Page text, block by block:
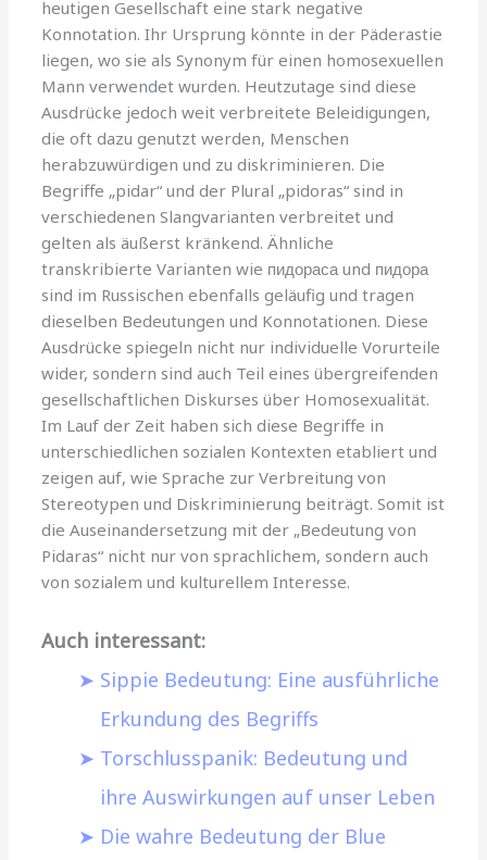
heutigen Gesellschaft eine stark negative
Konnotation. Ihr Ursprung könnte in der Päderastie
liegen, wo sie als Synonym für einen homosexuellen
Mann verwendet wurden. Heutzutage sind diese
Ausdrücke jedoch weit verbreitete Beleidigungen,
die oft dazu genutzt werden, Menschen
herabzuwürdigen und zu diskriminieren. Die
Begriffe „pidar“ und der Plural „pidoras“ sind in
verschiedenen Slangvarianten verbreitet und
gelten als äußerst kränkend. Ähnliche
transkribierte Varianten wie пидораса und пидора
sind im Russischen ebenfalls geläufig und tragen
dieselben Bedeutungen und Konnotationen. Diese
Ausdrücke spiegeln nicht nur individuelle Vorurteile
wider, sondern sind auch Teil eines übergreifenden
gesellschaftlichen Diskurses über Homosexualität.
Im Lauf der Zeit haben sich diese Begriffe in
unterschiedlichen sozialen Kontexten etabliert und
zeigen auf, wie Sprache zur Verbreitung von
Stereotypen und Diskriminierung beiträgt. Somit ist
die Auseinandersetzung mit der „Bedeutung von
Pidaras“ nicht nur von sprachlichem, sondern auch
von sozialem und kulturellem Interesse.
Auch interessant:
Sippie Bedeutung: Eine ausführliche
Erkundung des Begriffs
Torschlusspanik: Bedeutung und
ihre Auswirkungen auf unser Leben
Die wahre Bedeutung der Blue